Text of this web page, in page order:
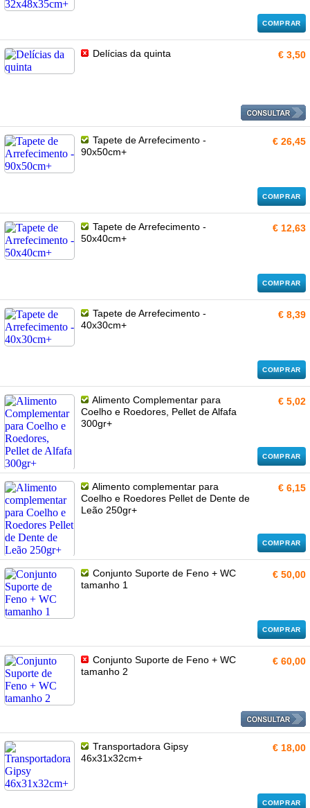
COMPRAR
Delícias da quinta € 3,50
Tapete de Arrefecimento -
90x50cm+
€ 26,45
COMPRAR
Tapete de Arrefecimento -
50x40cm+
€ 12,63
COMPRAR
Tapete de Arrefecimento -
40x30cm+
€ 8,39
COMPRAR
Alimento Complementar para
Coelho e Roedores, Pellet de Alfafa
300gr+
€ 5,02
COMPRAR
Alimento complementar para
Coelho e Roedores Pellet de Dente de
Leão 250gr+
€ 6,15
COMPRAR
Conjunto Suporte de Feno + WC
tamanho 1
€ 50,00
COMPRAR
Conjunto Suporte de Feno + WC
tamanho 2
€ 60,00
Transportadora Gipsy
46x31x32cm+
€ 18,00
COMPRAR